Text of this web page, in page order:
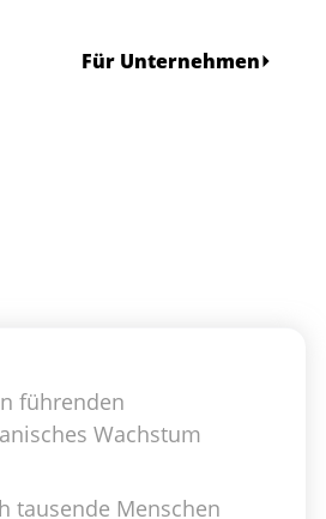
Für Unternehmen
führenden
Wachstum
tausende Menschen